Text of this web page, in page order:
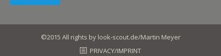
©2015 All rights by look-scout.de/Martin Meyer
PRIVACY/IMPRINT